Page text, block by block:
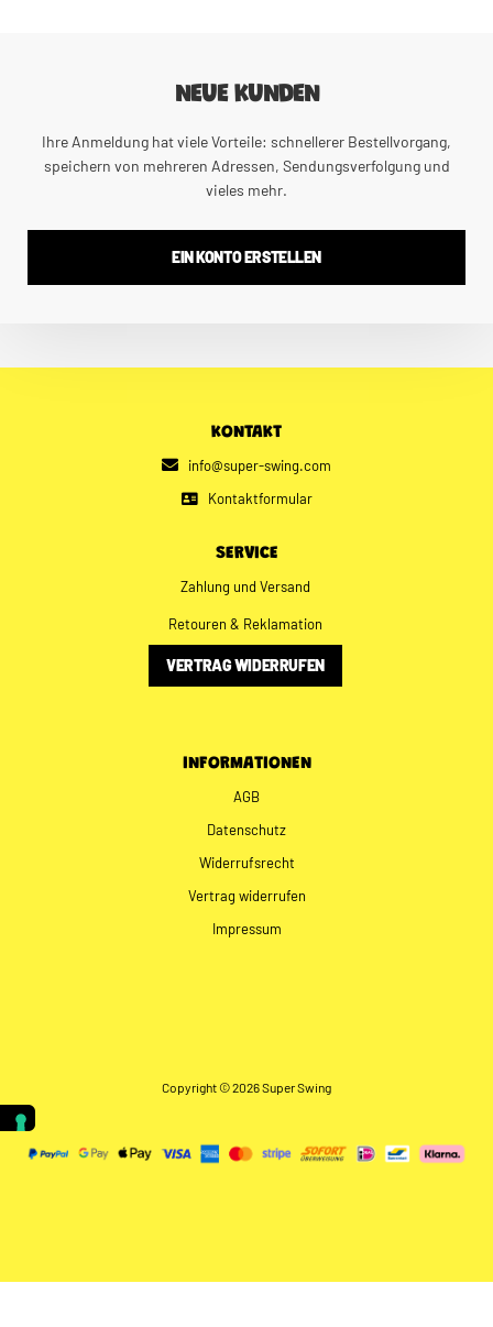
NEUE KUNDEN
Ihre Anmeldung hat viele Vorteile: schnellerer Bestellvorgang,
speichern von mehreren Adressen, Sendungsverfolgung und
vieles mehr.
EIN KONTO ERSTELLEN
KONTAKT
info@super-swing.com
Kontaktformular
SERVICE
Zahlung und Versand
Retouren & Reklamation
VERTRAG WIDERRUFEN
INFORMATIONEN
AGB
Datenschutz
Widerrufsrecht
Vertrag widerrufen
Impressum
Copyright © 2026 Super Swing